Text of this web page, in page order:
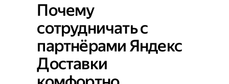
Почему
сотрудничать с
партнёрами Яндекс
Доставки